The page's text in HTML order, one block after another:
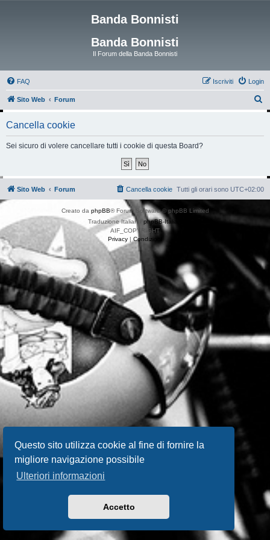
Questo sito utilizza cookie al fine di fornire la
migliore navigazione possibile
Ulteriori informazioni
Accetto
Banda Bonnisti
Banda Bonnisti
Il Forum della Banda Bonnisti
FAQ Login
Iscriviti
Sito Web Forum
Cancella cookie
Sei sicuro di volere cancellare tutti i cookie di questa Board?
Sito Web Forum Tutti gli orari sono UTC+02:00
Cancella cookie
Creato da phpBB® Forum Software © phpBB Limited
Traduzione Italiana phpBB-Italia.it
AIF_COPYRIGHT
Privacy | Condizioni